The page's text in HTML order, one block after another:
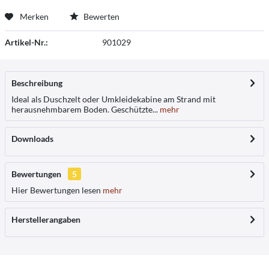
Merken Bewerten
Artikel-Nr.: 901029
Beschreibung
Ideal als Duschzelt oder Umkleidekabine am Strand mit
herausnehmbarem Boden. Geschützte... mehr
Downloads
Bewertungen
5
Hier Bewertungen lesen mehr
Herstellerangaben